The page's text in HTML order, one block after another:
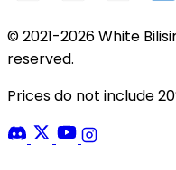
© 2021-2026 White
reserved.
Prices do not include